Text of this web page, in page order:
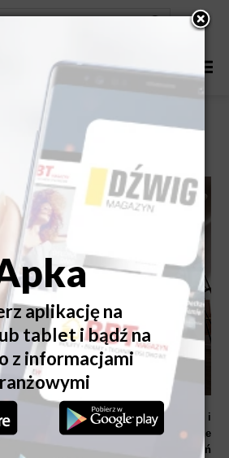
i wpuścić naturalne światło do
naturalnego światła na poddaszu i
zewnątrz, ale też wyzwanie związane
nagrzewania się pomieszczeń